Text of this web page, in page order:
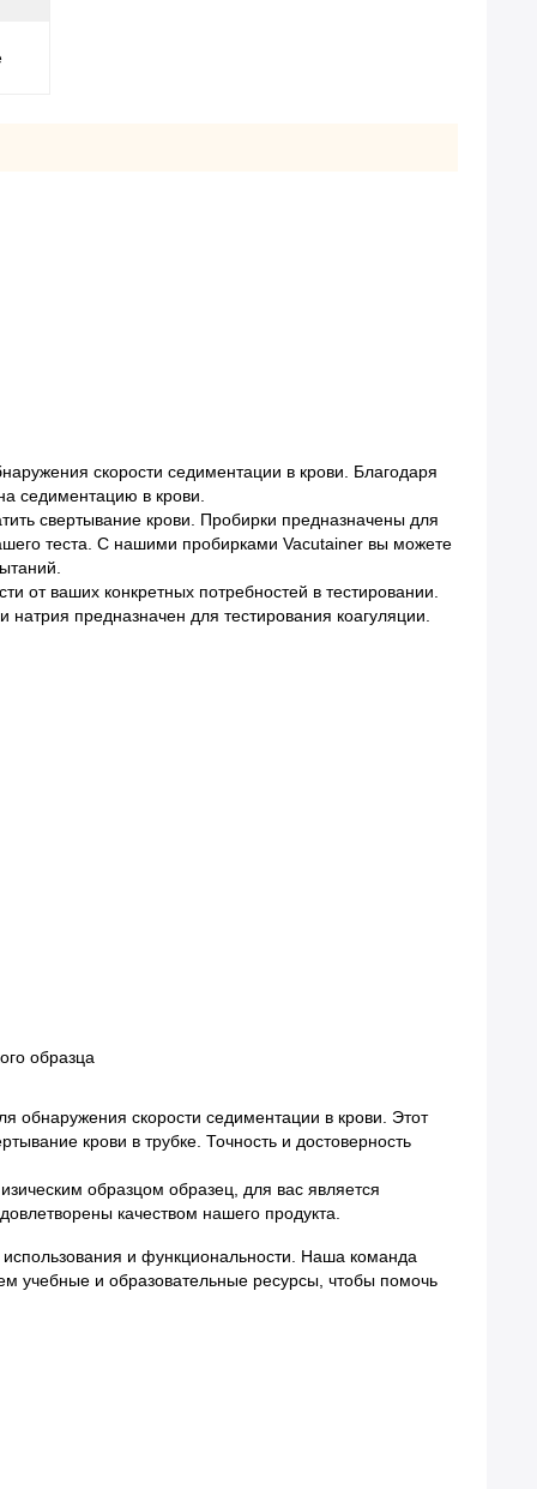
скорости седиментации в крови. Благодаря
седиментацию в крови.
свертывание крови. Пробирки предназначены для
теста. С нашими пробирками Vacutainer вы можете
от ваших конкретных потребностей в тестировании.
натрия предназначен для тестирования коагуляции.
образца
обнаружения скорости седиментации в крови. Этот
крови в трубке. Точность и достоверность
образцом образец, для вас является
качеством нашего продукта.
и функциональности. Наша команда
учебные и образовательные ресурсы, чтобы помочь